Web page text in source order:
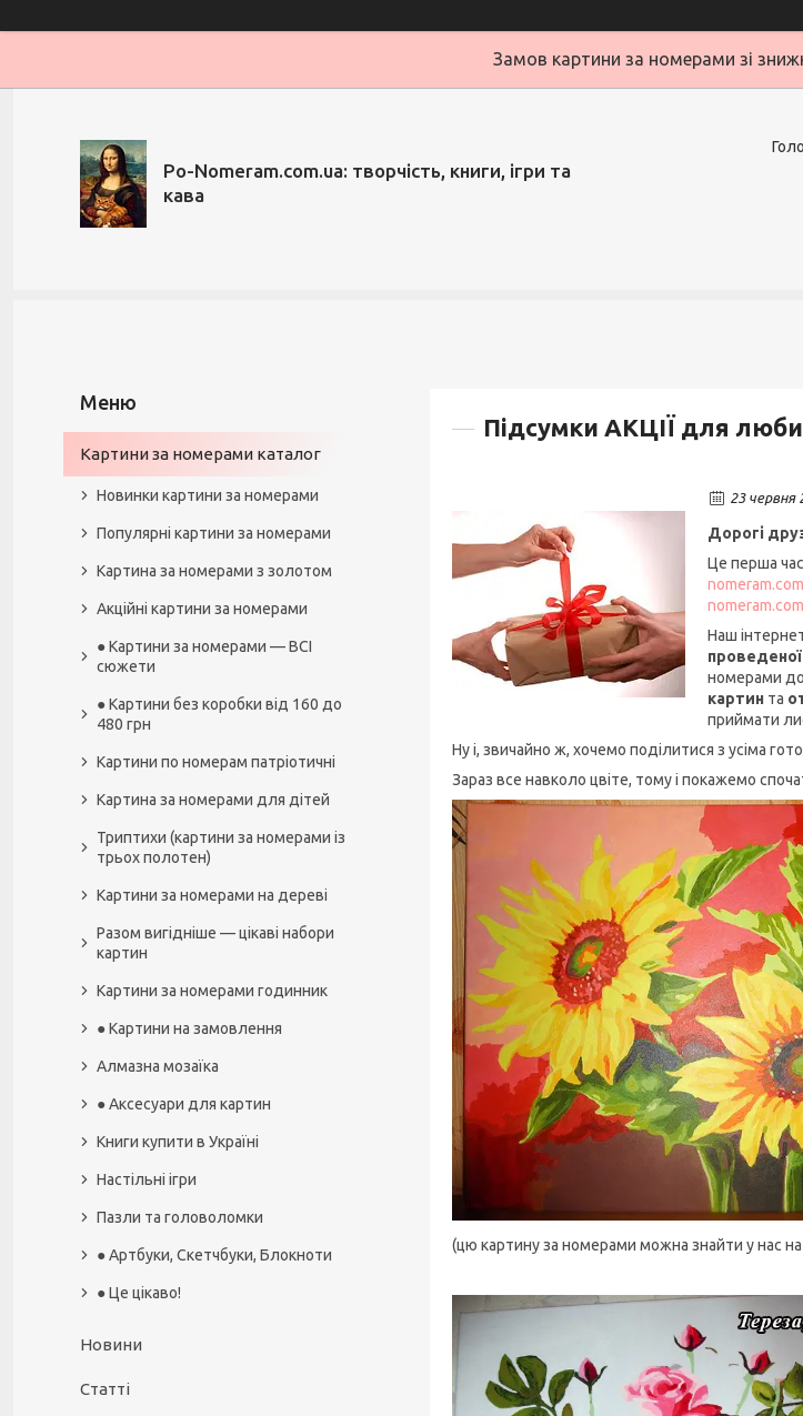
Замов картини за номерами зі
Po-Nomeram.com.ua: творчість, книги, ігри та
кава
Підсумки АКЦІЇ для
23 червня
Дорогі
Це перша
Наш
проведеної
номерами
картин та
приймати
Ну і, звичайно ж, хочемо поділитися з усіма
Зараз все навколо цвіте, тому і покажемо
(цю картину за номерами можна знайти у нас на
Картини за номерами каталог
Новинки картини за номерами
Популярні картини за номерами
Картина за номерами з золотом
Акційні картини за номерами
● Картини за номерами — ВСІ
сюжети
● Картини без коробки від 160 до
480 грн
Картини по номерам патріотичні
Картина за номерами для дітей
Триптихи (картини за номерами із
трьох полотен)
Картини за номерами на дереві
Разом вигідніше — цікаві набори
картин
Картини за номерами годинник
● Картини на замовлення
Алмазна мозаїка
● Аксесуари для картин
Книги купити в Україні
Настільні ігри
Пазли та головоломки
● Артбуки, Скетчбуки, Блокноти
● Це цікаво!
Новини
Статті